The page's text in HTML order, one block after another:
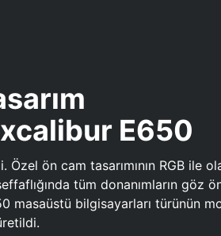
E650
Özel ön cam tasarımının RGB ile
tüm donanımların göz
masaüstü bilgisayarları türünün